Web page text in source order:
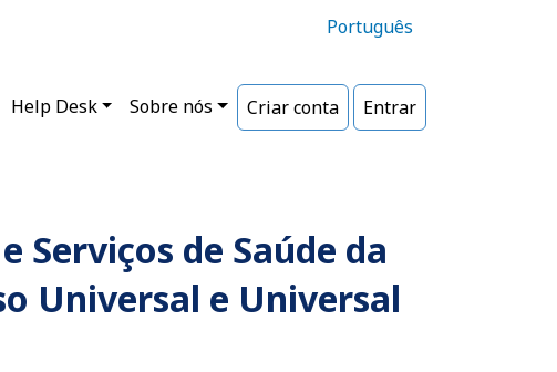
Português
Help Desk Sobre nós Criar conta Entrar
de Saúde da
Universal e Universal